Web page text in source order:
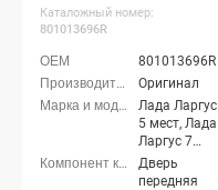
(Дипломат 424)
Каталожный номер:
801013696R
801013696R
Оригинал
Лада Ларгус
5 мест, Лада
Ларгус 7
мест, Лада
Ларгус
Дверь
передняя